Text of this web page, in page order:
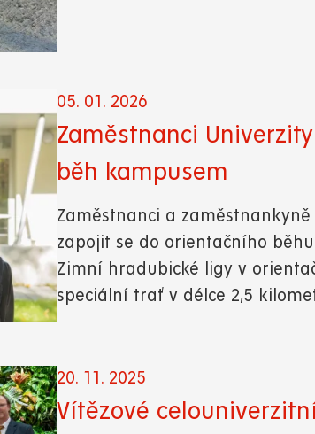
05. 01. 2026
Zaměstnanci
běh kampusem
Zaměstnanci a
zapojit se do orientačního
Zimní hradubické ligy v
speciální trať v délce 2,5
20. 11. 2025
Vítězové